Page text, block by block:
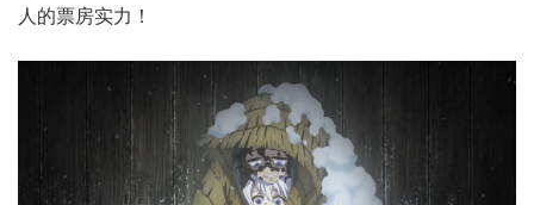
人的票房实力！